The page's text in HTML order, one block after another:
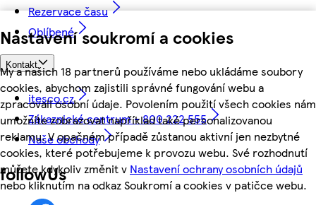
Nastavení soukromí a cookies
My a našich 18 partnerů používáme nebo ukládáme soubory
cookies, abychom zajistili správné fungování webu a
zpracovali osobní údaje. Povolením použití všech cookies nám
umožníte zobrazovat například také personalizovanou
reklamu. V opačném případě zůstanou aktivní jen nezbytné
cookies, které potřebujeme k provozu webu. Své rozhodnutí
můžete kdykoliv změnit v Nastavení ochrany osobních údajů
nebo kliknutím na odkaz Soukromí a cookies v patičce webu.
Rezervace času
Oblíbené
Kontakt
itesco.cz
Zákaznické centrum - 800 222 555
Naše obchody
followUs